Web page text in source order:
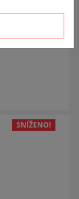
SNÍŽENO!